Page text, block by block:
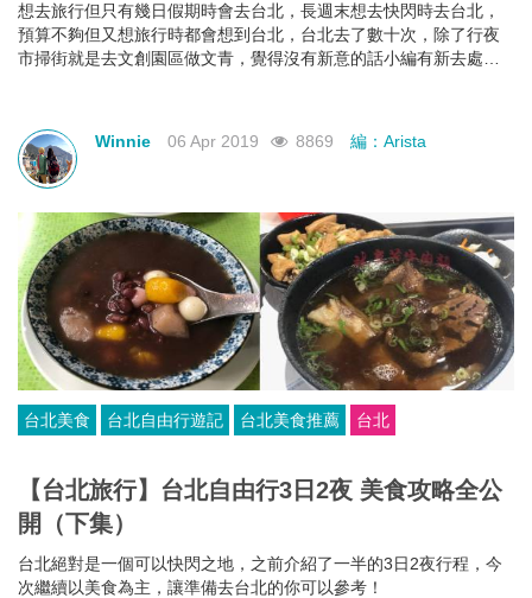
想去旅行但只有幾日假期時會去台北，長週末想去快閃時去台北，
預算不夠但又想旅行時都會想到台北，台北去了數十次，除了行夜
市掃街就是去文創園區做文青，覺得沒有新意的話小編有新去處介
Winnie
06 Apr 2019 8869 編：Arista
台北美食 台北自由行遊記 台北美食推薦 台北
【台北旅行】台北自由行3日2夜 美食攻略全公
開（下集）
台北絕對是一個可以快閃之地，之前介紹了一半的3日2夜行程，今
次繼續以美食為主，讓準備去台北的你可以參考！